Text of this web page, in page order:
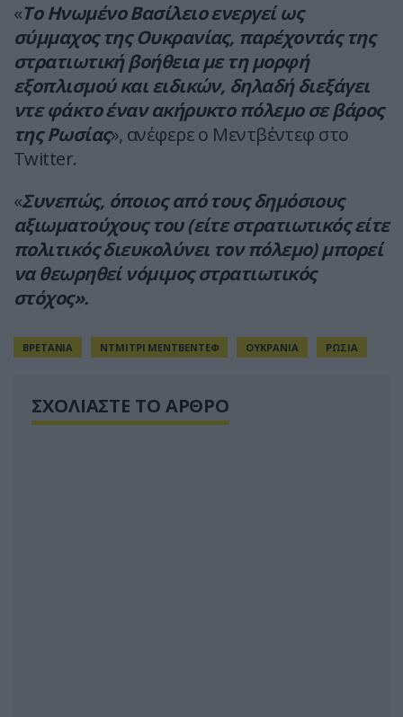
«Το Ηνωμένο Βασίλειο ενεργεί ως
σύμμαχος της Ουκρανίας, παρέχοντάς της
στρατιωτική βοήθεια με τη μορφή
εξοπλισμού και ειδικών, δηλαδή διεξάγει
ντε φάκτο έναν ακήρυκτο πόλεμο σε βάρος
της Ρωσίας», ανέφερε ο Μεντβέντεφ στο
Twitter.
«Συνεπώς, όποιος από τους δημόσιους
αξιωματούχους του (είτε στρατιωτικός είτε
πολιτικός διευκολύνει τον πόλεμο) μπορεί
να θεωρηθεί νόμιμος στρατιωτικός
στόχος».
ΒΡΕΤΑΝΙΑ ΝΤΜΙΤΡΙ ΜΕΝΤΒΕΝΤΕΦ ΟΥΚΡΑΝΙΑ ΡΩΣΙΑ
ΣΧΟΛΙΑΣΤΕ ΤΟ ΑΡΘΡΟ